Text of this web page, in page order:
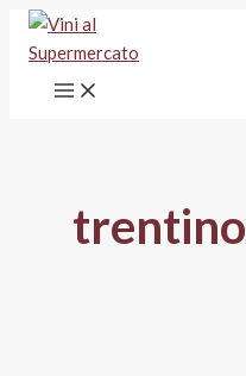
Vai
contenuto
trentino